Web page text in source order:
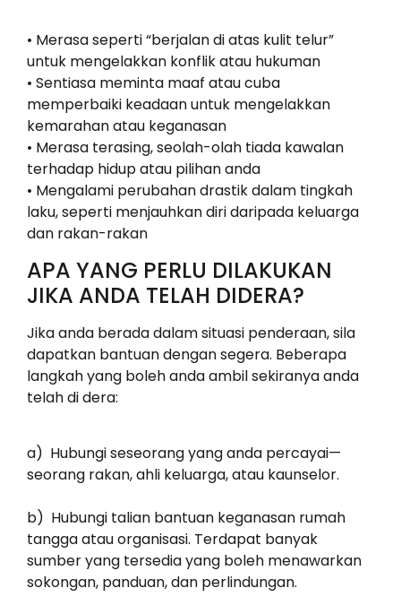
• Merasa seperti “berjalan di atas kulit telur”
untuk mengelakkan konflik atau hukuman
• Sentiasa meminta maaf atau cuba
memperbaiki keadaan untuk mengelakkan
kemarahan atau keganasan
• Merasa terasing, seolah-olah tiada kawalan
terhadap hidup atau pilihan anda
• Mengalami perubahan drastik dalam tingkah
laku, seperti menjauhkan diri daripada keluarga
dan rakan-rakan
APA YANG PERLU DILAKUKAN
JIKA ANDA TELAH DIDERA?
Jika anda berada dalam situasi penderaan, sila
dapatkan bantuan dengan segera. Beberapa
langkah yang boleh anda ambil sekiranya anda
telah di dera:
a) Hubungi seseorang yang anda percayai—
seorang rakan, ahli keluarga, atau kaunselor.
b) Hubungi talian bantuan keganasan rumah
tangga atau organisasi. Terdapat banyak
sumber yang tersedia yang boleh menawarkan
sokongan, panduan, dan perlindungan.